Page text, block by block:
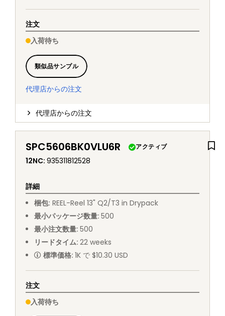
注文
入荷待ち
類似品サンプル
代理店からの注文
代理店からの注文
SPC5606BK0VLU6R アクティブ
12NC: 935311812528
詳細
梱包: REEL-Reel 13" Q2/T3 in Drypack
最小パッケージ数量: 500
最小注文数量: 500
リードタイム: 22 weeks
標準価格: 1K で $10.30 USD
注文
入荷待ち